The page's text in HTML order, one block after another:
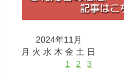
2024年11月
月 火 水 木 金 土 日
1
2
3